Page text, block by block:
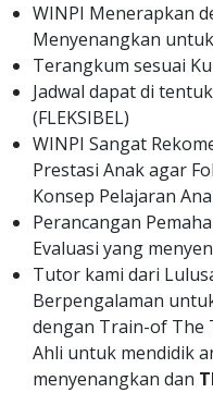
WINPI Menerapkan
Menyenangkan
Terangkum sesuai
Jadwal dapat di
(FLEKSIBEL)
WINPI Sangat
Prestasi Anak agar
Konsep Pelajaran
Perancangan
Evaluasi yang
Tutor kami dari
Berpengalaman
dengan Train-of The
Ahli untuk mendidik
menyenangkan dan